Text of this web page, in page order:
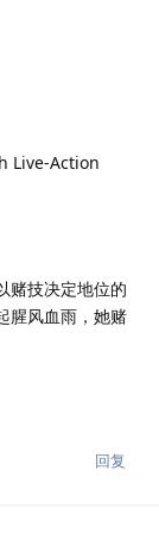
Live-Action
技决定地位的
腥风血雨，她赌
回复